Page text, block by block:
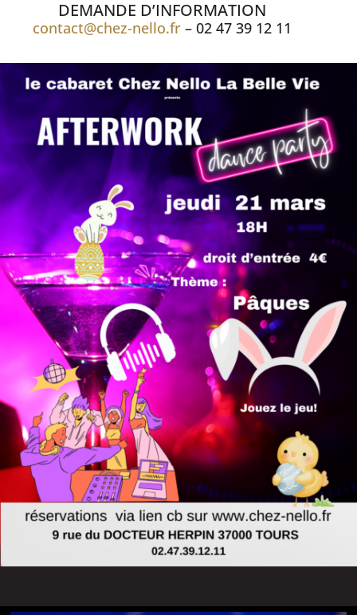
DEMANDE D’INFORMATION
contact@chez-nello.fr – 02 47 39 12 11